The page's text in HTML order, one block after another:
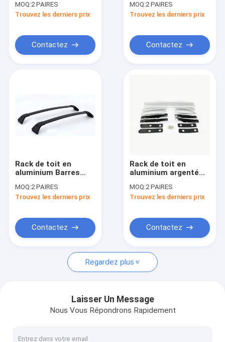
Vidéos
A propos de nous
Demande de soumission
Automobiles et appareils électriques
Porteurs de vélos pour voiture
Porteurs de skis à moteur
MOQ:2 PAIRES
Trouvez les derniers prix
Contactez
aluminium noir pour
le toit de Saturnvne
MOQ:2 PAIRES
Trouvez les derniers prix
Contactez
Rack de toit en
aluminium Barres
toit automatiques
pour Mazda CX-5
MOQ:2 PAIRES
Trouvez les derniers prix
Contactez
Rack de toit en
aluminium argenté
croisées Rails pour
Mazda CX-5 nouveau
MOQ:2 PAIRES
Trouvez les derniers prix
Contactez
Regardez plus
Laisser Un Message
Nous Vous Répondrons Rapidement